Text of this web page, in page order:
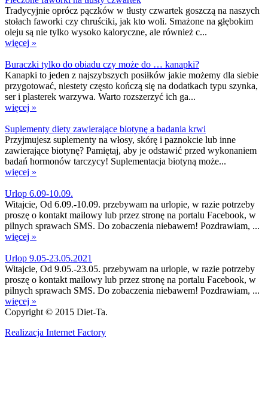
Tradycyjnie oprócz pączków w tłusty czwartek goszczą na naszych
stołach faworki czy chruściki, jak kto woli. Smażone na głębokim
oleju są nie tylko wysoko kaloryczne, ale również c...
więcej »
Buraczki tylko do obiadu czy może do … kanapki?
Kanapki to jeden z najszybszych posiłków jakie możemy dla siebie
przygotować, niestety często kończą się na dodatkach typu szynka,
ser i plasterek warzywa. Warto rozszerzyć ich ga...
więcej »
Suplementy diety zawierające biotynę a badania krwi
Przyjmujesz suplementy na włosy, skórę i paznokcie lub inne
zawierające biotynę? Pamiętaj, aby je odstawić przed wykonaniem
badań hormonów tarczycy! Suplementacja biotyną może...
więcej »
Urlop 6.09-10.09.
Witajcie, Od 6.09.-10.09. przebywam na urlopie, w razie potrzeby
proszę o kontakt mailowy lub przez stronę na portalu Facebook, w
pilnych sprawach SMS. Do zobaczenia niebawem! Pozdrawiam, ...
więcej »
Urlop 9.05-23.05.2021
Witajcie, Od 9.05.-23.05. przebywam na urlopie, w razie potrzeby
proszę o kontakt mailowy lub przez stronę na portalu Facebook, w
pilnych sprawach SMS. Do zobaczenia niebawem! Pozdrawiam, ...
więcej »
Copyright © 2015 Diet-Ta.
Realizacja Internet Factory